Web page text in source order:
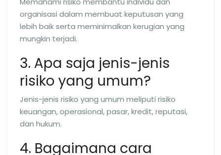
organisasi dalam membuat keputusan yang
lebih baik serta meminimalkan kerugian yang
mungkin terjadi.
3. Apa saja jenis-jenis
risiko yang umum?
Jenis-jenis risiko yang umum meliputi risiko
keuangan, operasional, pasar, kredit, reputasi,
dan hukum.
4. Bagaimana cara